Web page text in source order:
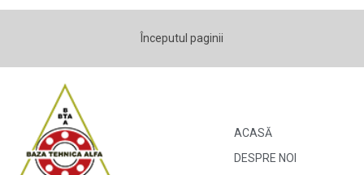
Începutul paginii
ACASĂ
DESPRE NOI